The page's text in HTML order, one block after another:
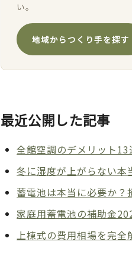
い。
地域からつくり手を探す
最近公開した記事
全館空調のデメリット
冬に湿度が上がらない
蓄電池は本当に必要か
家庭用蓄電池の補助金
上棟式の費用相場を完